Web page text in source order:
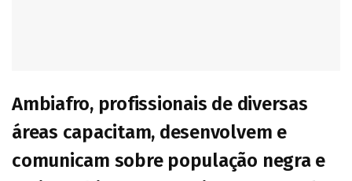
Ambiafro, profissionais de diversas
áreas capacitam, desenvolvem e
comunicam sobre população negra e